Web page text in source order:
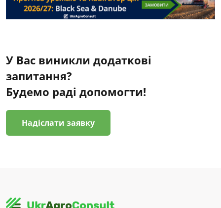
У Вас виникли додаткові
запитання?
Будемо раді допомогти!
Надіслати заявку